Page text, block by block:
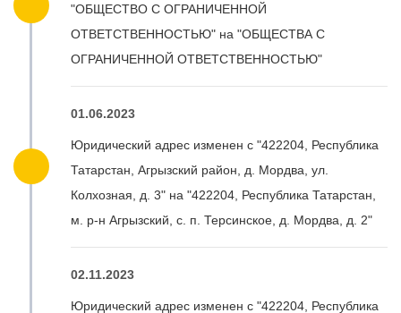
"ОБЩЕСТВО С ОГРАНИЧЕННОЙ
ОТВЕТСТВЕННОСТЬЮ" на "ОБЩЕСТВА С
ОГРАНИЧЕННОЙ ОТВЕТСТВЕННОСТЬЮ"
01.06.2023
Юридический адрес изменен с "422204, Республика
Татарстан, Агрызский район, д. Мордва, ул.
Колхозная, д. 3" на "422204, Республика Татарстан,
м. р-н Агрызский, с. п. Терсинское, д. Мордва, д. 2"
02.11.2023
Юридический адрес изменен с "422204, Республика